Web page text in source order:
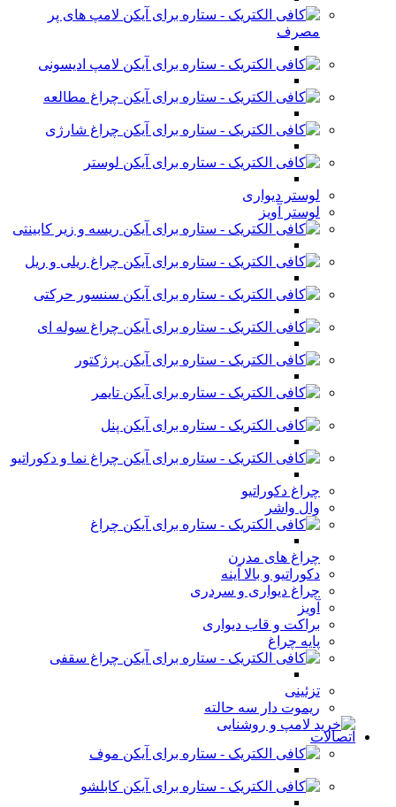
لامپ های پر
مصرف
لامپ ادیسونی
چراغ مطالعه
چراغ شارژی
لوستر
لوستر دیواری
لوستر آویز
ریسه و زیر کابینتی
چراغ ریلی و ریل
سنسور حرکتی
چراغ سوله ای
پرژکتور
تایمر
پنل
چراغ نما و دکوراتیو
چراغ دکوراتیو
وال واشر
چراغ
چراغ های مدرن
دکوراتیو و بالا آینه
چراغ دیواری و سردری
آویز
براکت و قاب دیواری
پایه چراغ
چراغ سقفی
تزئینی
ریموت دار سه حالته
اتصالات
موف
کابلشو